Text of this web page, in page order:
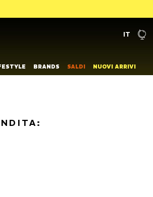
IT
BRANDS SALDI NUOVI ARRIVI